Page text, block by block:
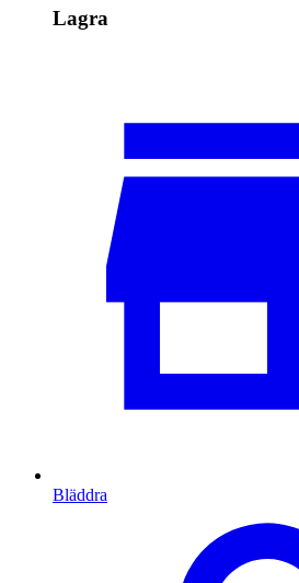
Lagra
Bläddra